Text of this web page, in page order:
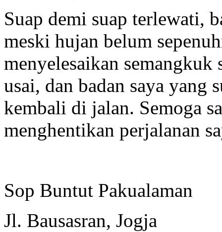
Suap demi suap terlewati,
meski hujan belum
menyelesaikan
usai, dan badan saya yang
kembali di jalan. Semoga
menghentikan perjalanan
Sop Buntut Pakualaman
Jl. Bausasran, Jogja